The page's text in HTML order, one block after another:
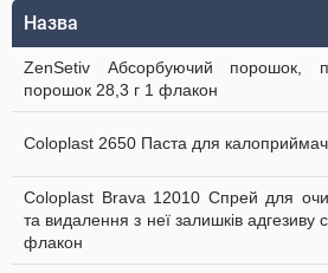
Назва
ZenSetiv Абсорбуючий порошок,
порошок 28,3 г 1 флакон
Coloplast 2650 Паста для
Coloplast Brava 12010 Cпрей для
та видалення з неї залишків адгезиву
флакон